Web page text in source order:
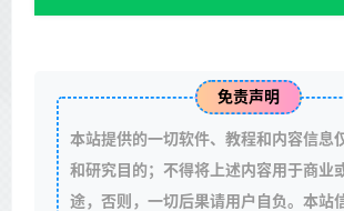
免责声明
本站提供的一切软件、教程和内容信息
和研究目的；不得将上述内容用于商业
途，否则，一切后果请用户自负。本站